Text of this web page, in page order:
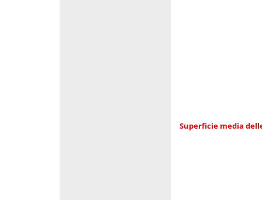
Superficie media